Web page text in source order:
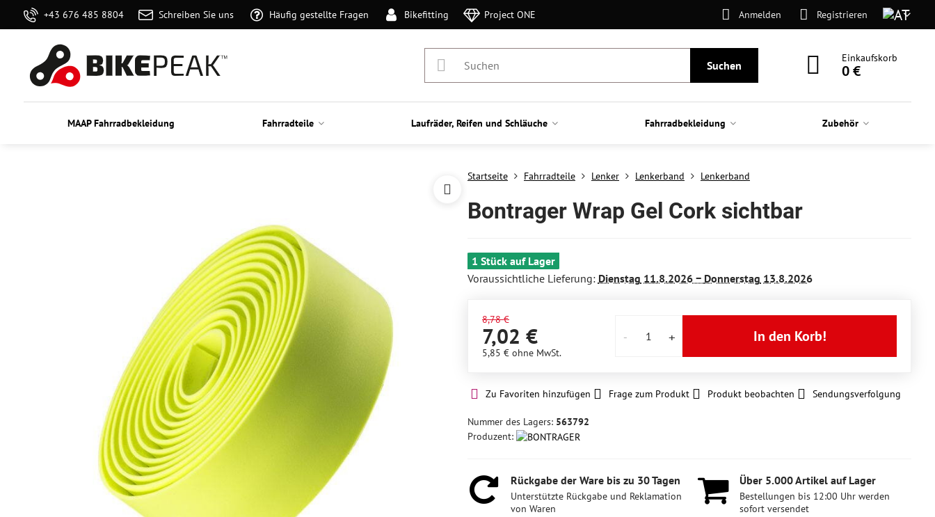
+43 676 485 8804 Schreiben Sie uns Häufig gestellte Fragen Bikefitting Project ONE Anmelden Registrieren
Suchen
Einkaufskorb
0 €
MAAP Fahrradbekleidung Fahrradteile Laufräder, Reifen und Schläuche Fahrradbekleidung Zubehör
Startseite Fahrradteile Lenker Lenkerband Lenkerband
Bontrager Wrap Gel Cork sichtbar
1 Stück auf Lager
Voraussichtliche Lieferung: Dienstag 11.8.2026 − Donnerstag 13.8.2026
8,78 €
7,02 €
5,85 € ohne MwSt.
In den Korb!
Zu Favoriten hinzufügen Frage zum Produkt Produkt beobachten Sendungsverfolgung
Nummer des Lagers: 563792
Produzent:
Rückgabe der Ware bis zu 30 Tagen
Unterstützte Rückgabe und Reklamation
von Waren
Über 5​.000 Artikel auf Lager
Bestellungen bis 12:00 Uhr werden
sofort versendet